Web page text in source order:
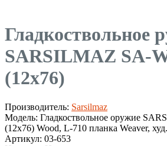
Гладкоствольное
SARSILMAZ SA-
(12x76)
Производитель: Sarsilmaz
Модель: Гладкоствольное оружие
(12x76) Wood, L-710 планка Weaver,
Артикул: 03-653